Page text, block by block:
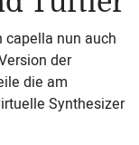
capella nun auch
der
die am
Synthesizer